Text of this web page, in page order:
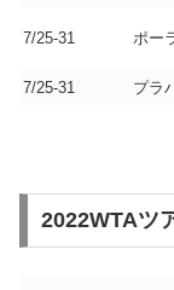
7/25-31 ポー
7/25-31 プラ
2022WTAツ